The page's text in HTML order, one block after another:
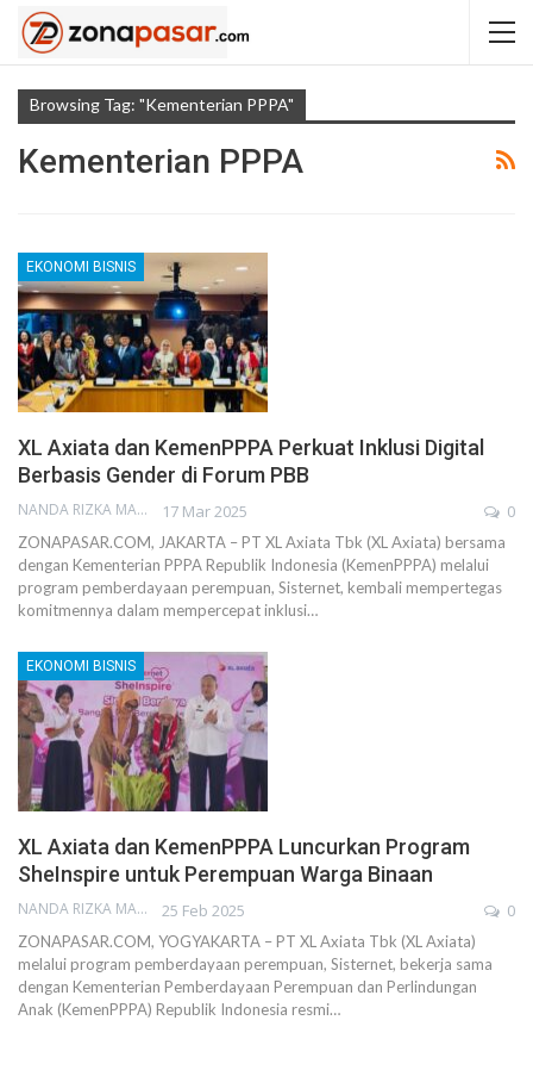
Browsing Tag: "Kementerian PPPA"
Kementerian PPPA
EKONOMI BISNIS
XL Axiata dan KemenPPPA Perkuat Inklusi Digital
Berbasis Gender di Forum PBB
NANDA RIZKA MAHENDRA 17 Mar 2025 0
ZONAPASAR.COM, JAKARTA – PT XL Axiata Tbk (XL Axiata) bersama
dengan Kementerian PPPA Republik Indonesia (KemenPPPA) melalui
program pemberdayaan perempuan, Sisternet, kembali mempertegas
komitmennya dalam mempercepat inklusi…
EKONOMI BISNIS
XL Axiata dan KemenPPPA Luncurkan Program
SheInspire untuk Perempuan Warga Binaan
NANDA RIZKA MAHENDRA 25 Feb 2025 0
ZONAPASAR.COM, YOGYAKARTA – PT XL Axiata Tbk (XL Axiata)
melalui program pemberdayaan perempuan, Sisternet, bekerja sama
dengan Kementerian Pemberdayaan Perempuan dan Perlindungan
Anak (KemenPPPA) Republik Indonesia resmi…